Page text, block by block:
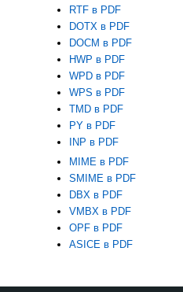
RTF в PDF
DOTX в PDF
DOCM в PDF
HWP в PDF
WPD в PDF
WPS в PDF
TMD в PDF
PY в PDF
INP в PDF
MIME в PDF
SMIME в PDF
DBX в PDF
VMBX в PDF
OPF в PDF
ASICE в PDF